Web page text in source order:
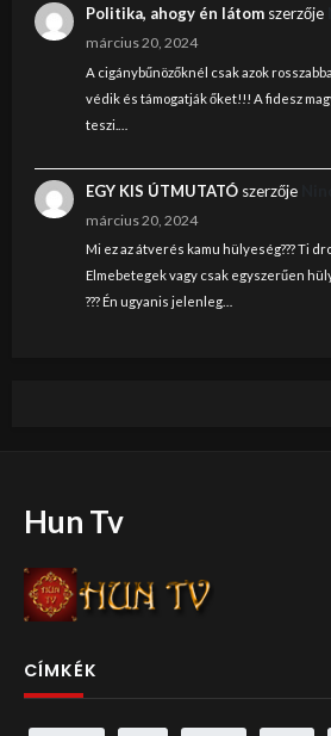
Politika, ahogy én látomszerzője
március 20, 2024
A cigánybűnözőknél csak azok
védik és támogatják őket!!! A fidesz
teszi.…
EGY KIS ÚTMUTATÓszerzője
március 20, 2024
Mi ez az átverés kamu hülyeség??? Ti
Elmebetegek vagy csak egyszerűen
??? Én ugyanis jelenleg…
Hun Tv
CÍMKÉK